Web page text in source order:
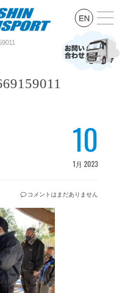
10
1月 2023
コメントはまだありません